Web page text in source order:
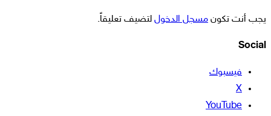
يجب أنت تكون مسجل الدخول لتضيف تعليقاً.
Social
فيسبوك
‫X
‫YouTube